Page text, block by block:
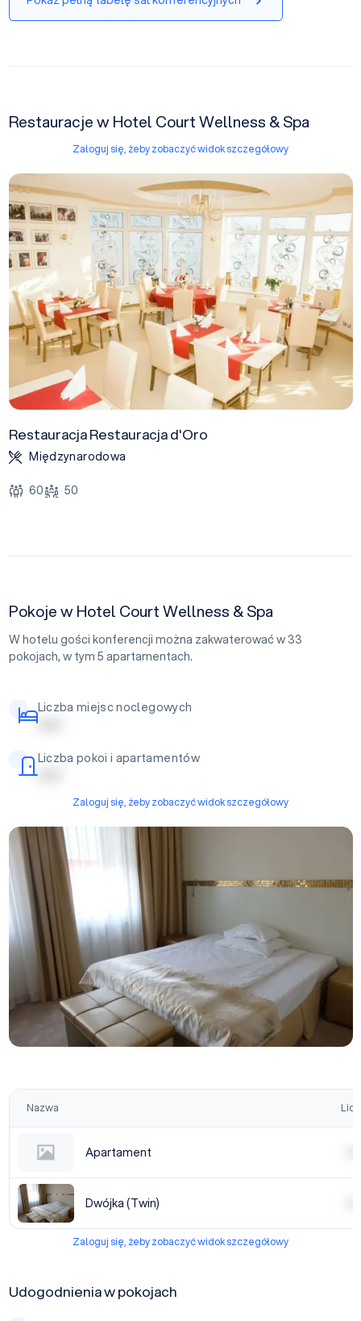
Restauracje w Hotel Court Wellness & Spa
Zaloguj się, żeby zobaczyć widok szczegółowy
Restauracja Restauracja d'Oro
Międzynarodowa
60 50
Pokoje w Hotel Court Wellness & Spa
W hotelu gości konferencji można zakwaterować w 33
pokojach, w tym 5 apartamentach.
Liczba miejsc noclegowych
| | | | |
Liczba pokoi i apartamentów
| | | | |
Zaloguj się, żeby zobaczyć widok szczegółowy
Nazwa
Apartament
Dwójka (Twin)
Zaloguj się, żeby zobaczyć widok szczegółowy
Udogodnienia w pokojach